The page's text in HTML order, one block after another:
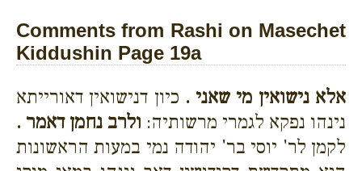
Comments from Rashi on Masechet
Kiddushin Page 19a
אלא נישואין מי שאני . כיון דנישואין דאורייתא
נינהו נפקא לגמרי מרשותיה: ולרב נחמן דאמר .
לקמן לר' יוסי בר' יהודה נמי במעות הראשונות